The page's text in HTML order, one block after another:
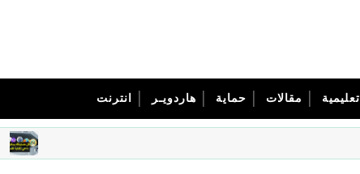
مقالات حماية هاردويـر انترنت
EPISODES